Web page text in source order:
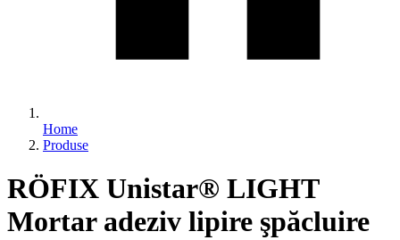
Home
Produse
RÖFIX Unistar® LIGHT
Mortar adeziv lipire şpăcluire